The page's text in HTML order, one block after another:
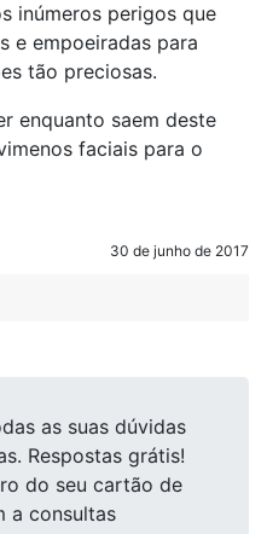
inúmeros perigos que
e empoeiradas para
tão preciosas.
enquanto saem deste
faciais para o
30 de junho de 2017
as suas dúvidas
Respostas grátis!
do seu cartão de
a consultas